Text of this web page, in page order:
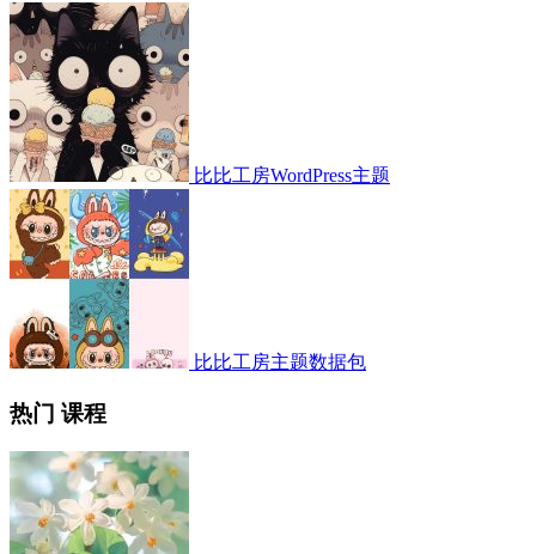
比比工房WordPress主题
比比工房主题数据包
热门 课程